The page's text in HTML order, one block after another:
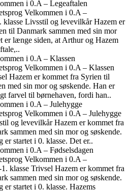
i 0.A – Legeaftalen
Velkommen i 0.A –
klasse Livsstil og levevilkår Hazem er
til Danmark sammen med sin mor
er længe siden, at Arthur og Hazem
i 0.A – Klassen
Velkommen i 0.A – Klassen
Hazem er kommet fra Syrien til
med sin mor og søskende. Han er
farvel til børnehaven, fordi han..
i 0.A – Julehygge
Velkommen i 0.A – Julehygge
og levevilkår Hazem er kommet fra
sammen med sin mor og søskende.
er startet i 0. klasse. Det er..
i 0.A – Fødselsdagen
Velkommen i 0.A –
klasse Trivsel Hazem er kommet fra
sammen med sin mor og søskende.
er startet i 0. klasse. Hazems